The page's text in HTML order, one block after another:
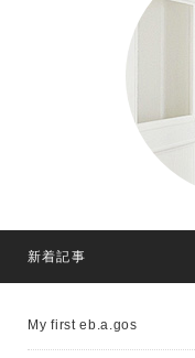
新着記事
My first eb.a.gos